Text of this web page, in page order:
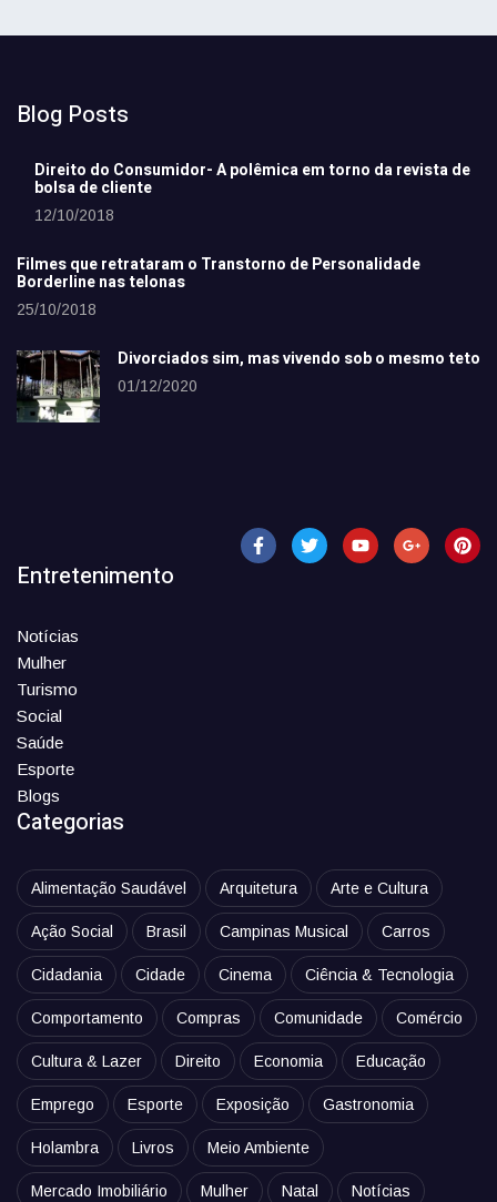
Blog Posts
Direito do Consumidor- A polêmica em torno da revista de
bolsa de cliente
12/10/2018
Filmes que retrataram o Transtorno de Personalidade
Borderline nas telonas
25/10/2018
Divorciados sim, mas vivendo sob o mesmo teto
01/12/2020
Entretenimento
Notícias
Mulher
Turismo
Social
Saúde
Esporte
Blogs
Categorias
Alimentação Saudável Arquitetura Arte e Cultura
Ação Social Brasil Campinas Musical Carros
Cidadania Cidade Cinema Ciência & Tecnologia
Comportamento Compras Comunidade Comércio
Cultura & Lazer Direito Economia Educação
Emprego Esporte Exposição Gastronomia
Holambra Livros Meio Ambiente
Mercado Imobiliário Mulher Natal Notícias